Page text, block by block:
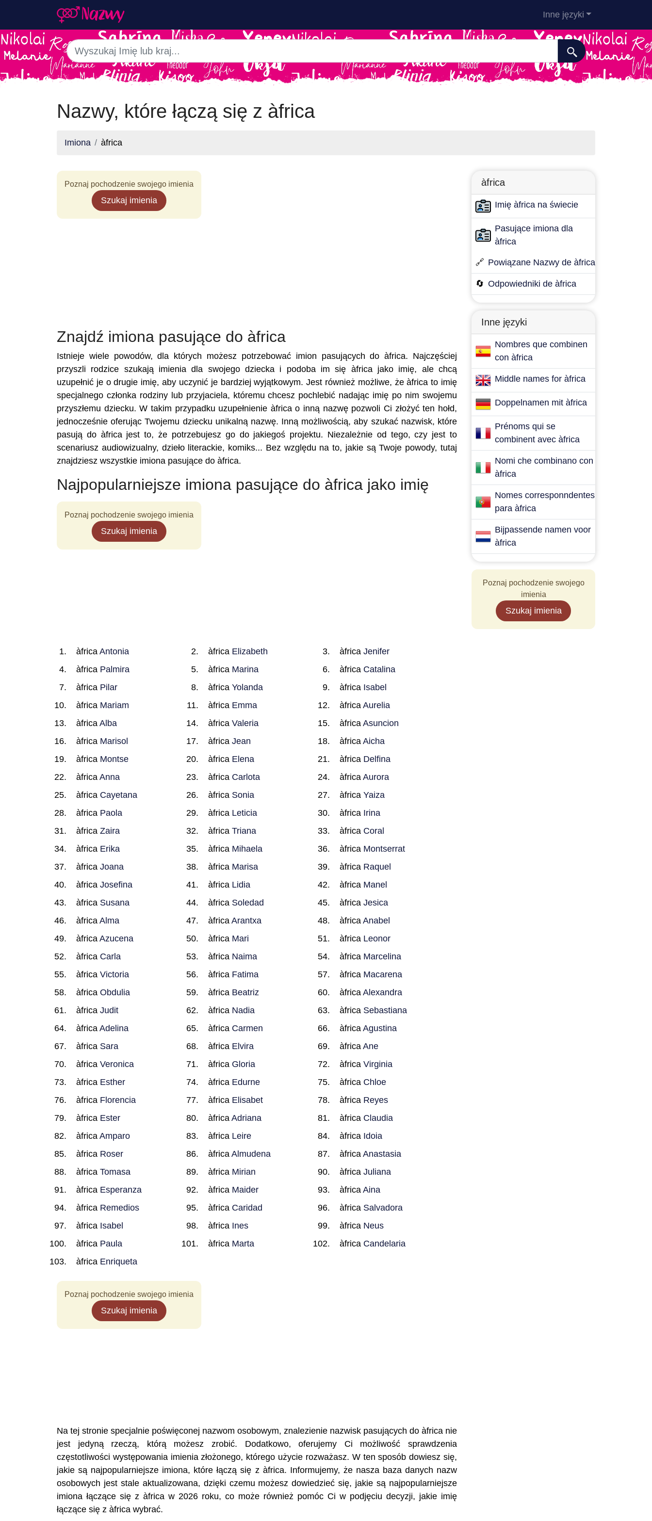
Inne języki
Nazwy, które łączą się z àfrica
Imiona àfrica
Poznaj pochodzenie swojego imienia
Szukaj imienia
Znajdź imiona pasujące do àfrica
Istnieje wiele powodów, dla których możesz potrzebować imion pasujących do àfrica. Najczęściej
przyszli rodzice szukają imienia dla swojego dziecka i podoba im się àfrica jako imię, ale chcą
uzupełnić je o drugie imię, aby uczynić je bardziej wyjątkowym. Jest również możliwe, że àfrica to imię
specjalnego członka rodziny lub przyjaciela, któremu chcesz pochlebić nadając imię po nim swojemu
przyszłemu dziecku. W takim przypadku uzupełnienie àfrica o inną nazwę pozwoli Ci złożyć ten hołd,
jednocześnie oferując Twojemu dziecku unikalną nazwę. Inną możliwością, aby szukać nazwisk, które
pasują do àfrica jest to, że potrzebujesz go do jakiegoś projektu. Niezależnie od tego, czy jest to
scenariusz audiowizualny, dzieło literackie, komiks... Bez względu na to, jakie są Twoje powody, tutaj
znajdziesz wszystkie imiona pasujące do àfrica.
Najpopularniejsze imiona pasujące do àfrica jako imię
Poznaj pochodzenie swojego imienia
Szukaj imienia
àfrica Antonia àfrica Elizabeth àfricaJenifer
àfrica Palmira àfrica Marina àfrica Catalina
àfrica Pilar àfrica Yolanda àfrica Isabel
àfrica Mariam àfrica Emma àfricaAurelia
àfrica Alba àfrica Valeria àfricaAsuncion
àfrica Marisol àfrica Jean àfricaAicha
àfrica Montse àfrica Elena àfrica Delfina
àfrica Anna àfrica Carlota àfricaAurora
àfrica Cayetana àfrica Sonia àfricaYaiza
àfrica Paola àfrica Leticia àfrica Irina
àfrica Zaira àfrica Triana àfrica Coral
àfrica Erika àfrica Mihaela àfrica Montserrat
àfrica Joana àfrica Marisa àfrica Raquel
àfrica Josefina àfrica Lidia àfrica Manel
àfrica Susana àfrica Soledad àfricaJesica
àfrica Alma àfrica Arantxa àfricaAnabel
àfrica Azucena àfrica Mari àfrica Leonor
àfrica Carla àfrica Naima àfrica Marcelina
àfrica Victoria àfrica Fatima àfrica Macarena
àfrica Obdulia àfrica Beatriz àfricaAlexandra
àfrica Judit àfrica Nadia àfrica Sebastiana
àfrica Adelina àfrica Carmen àfricaAgustina
àfrica Sara àfrica Elvira àfricaAne
àfrica Veronica àfrica Gloria àfricaVirginia
àfrica Esther àfrica Edurne àfrica Chloe
àfrica Florencia àfrica Elisabet àfrica Reyes
àfrica Ester àfrica Adriana àfrica Claudia
àfrica Amparo àfrica Leire àfrica Idoia
àfrica Roser àfrica Almudena àfricaAnastasia
àfrica Tomasa àfrica Mirian àfricaJuliana
àfrica Esperanza àfrica Maider àfricaAina
àfrica Remedios àfrica Caridad àfrica Salvadora
àfrica Isabel àfrica Ines àfrica Neus
àfrica Paula àfrica Marta àfrica Candelaria
àfrica Enriqueta
Poznaj pochodzenie swojego imienia
Szukaj imienia
Na tej stronie specjalnie poświęconej nazwom osobowym, znalezienie nazwisk pasujących do àfrica nie
jest jedyną rzeczą, którą możesz zrobić. Dodatkowo, oferujemy Ci możliwość sprawdzenia
częstotliwości występowania imienia złożonego, którego użycie rozważasz. W ten sposób dowiesz się,
jakie są najpopularniejsze imiona, które łączą się z àfrica. Informujemy, że nasza baza danych nazw
osobowych jest stale aktualizowana, dzięki czemu możesz dowiedzieć się, jakie są najpopularniejsze
imiona łączące się z àfrica w 2026 roku, co może również pomóc Ci w podjęciu decyzji, jakie imię
łączące się z àfrica wybrać.
àfrica
Imię àfrica na świecie
Pasujące imiona dla
àfrica
🔗 Powiązane Nazwy de àfrica
🔄 Odpowiedniki de àfrica
Inne języki
Nombres que combinen
con àfrica
Middle names for àfrica
Doppelnamen mit àfrica
Prénoms qui se
combinent avec àfrica
Nomi che combinano con
àfrica
Nomes corresponndentes
para àfrica
Bijpassende namen voor
àfrica
Poznaj pochodzenie swojego
imienia
Szukaj imienia